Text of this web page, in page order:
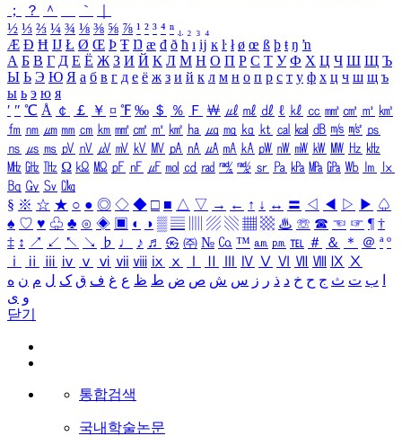
；
？ ＾ ｀
½ ⅓ ⅔ ¼ ¾ ⅛ ⅜ ⅝ ⅞ ¹ ² ³ ⁴ ⁿ ₁ ₂ ₃ ₄
Æ Ð Ħ Ĳ Ł Ø Œ Þ Ŧ Ŋ æ đ ð ħ ı ĳ ĸ ŀ ł ø œ ß þ ŧ ŋ ŉ
А Б В Г Д Е Ё Ж З И Й К Л М Н О П Р С Т У Ф Х Ц Ч Ш Щ Ъ
Ы Ь Э Ю Я а б в г д е ё ж з и й к л м н о п р с т у ф х ц ч ш щ ъ
ы ь э ю я
′ ″ ℃ Å ￠ ￡ ￥ ¤ ℉ ‰ ＄ ％ Ｆ ￦ ㎕ ㎖ ㎗ ℓ ㎘ ㏄ ㎣ ㎤ ㎥ ㎦
㎙ ㎚ ㎛ ㎜ ㎝ ㎞ ㎟ ㎠ ㎡ ㎢ ㏊ ㎍ ㎎ ㎏ ㏏ ㎈ ㎉ ㏈ ㎧ ㎨ ㎰
㎱ ㎲ ㎳ ㎴ ㎵ ㎶ ㎷ ㎸ ㎹ ㎀ ㎁ ㎂ ㎃ ㎄ ㎺ ㎻ ㎽ ㎾ ㎿ ㎐ ㎑
㎒ ㎓ ㎔ Ω ㏀ ㏁ ㎊ ㎋ ㎌ ㏖ ㏅ ㎭ ㎮ ㎯ ㏛ ㎩ ㎪ ㎫ ㎬ ㏝ ㏐
㏓
㏃ ㏉ ㏜ ㏆
§ ※ ☆ ★ ○ ● ◎ ◇ ◆ □ ■ △ ▽ → ← ↑ ↓ ↔ 〓 ◁ ◀ ▷ ▶ ♤
♠ ♡ ♥ ♧ ♣ ⊙ ◈ ▣ ◐ ◑ ▒ ▤ ▨ ▧ ▦ ▩ ♨ ☏ ☎ ☜ ☞ ¶ †
‡ ↕ ↗ ↙ ↖ ↘ ♭ ♩ ♪ ♬ ㉿ ㈜ № ㏇ ™ ㏂ ㏘ ℡ ＃ ＆ ＊ ＠ ª º
ⅰ
ⅱ ⅲ ⅳ ⅴ ⅵ ⅶ ⅷ ⅸ ⅹ Ⅳ Ⅴ Ⅵ Ⅶ Ⅷ Ⅸ Ⅹ
ب ت ث ج ح خ د ذ ر ز س ش ص ض ط ظ ع غ ف ق ک ل م ن ه
و ی
닫기
통합검색
국내학술논문